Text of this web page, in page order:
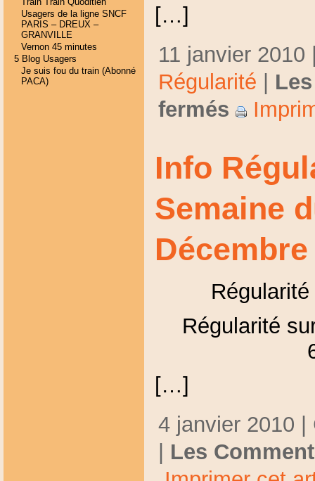
Usagers de la ligne SNCF
PARIS – DREUX –
GRANVILLE
Vernon 45 minutes
5 Blog Usagers
Je suis fou du train (Abonné
PACA)
[…]
11 janvier 2010
Régularité
fermés
Info
Semaine
Décembre
Régularité
[…]
4 janvier 2010
Les